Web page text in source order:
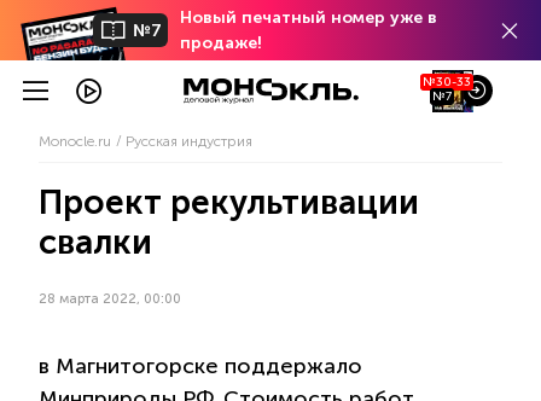
№7
Новый печатный номер уже в
продаже!
№30-33
№7
Monocle.ru Русская индустрия
Проект рекультивации
свалки
28 марта 2022, 00:00
в Магнитогорске поддержало